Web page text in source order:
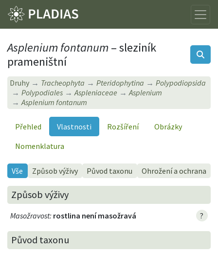
Asplenium fontanum – sleziník
prameništní
Druhy Tracheophyta Pteridophytina
Polypodiopsida
Polypodiales
Aspleniaceae
Asplenium
Asplenium fontanum
Přehled Vlastnosti Rozšíření
Obrázky
Nomenklatura
Vše Způsob výživy Původ taxonu Ohrožení a ochrana
Způsob výživy
Masožravost: rostlina není masožravá ?
Původ taxonu